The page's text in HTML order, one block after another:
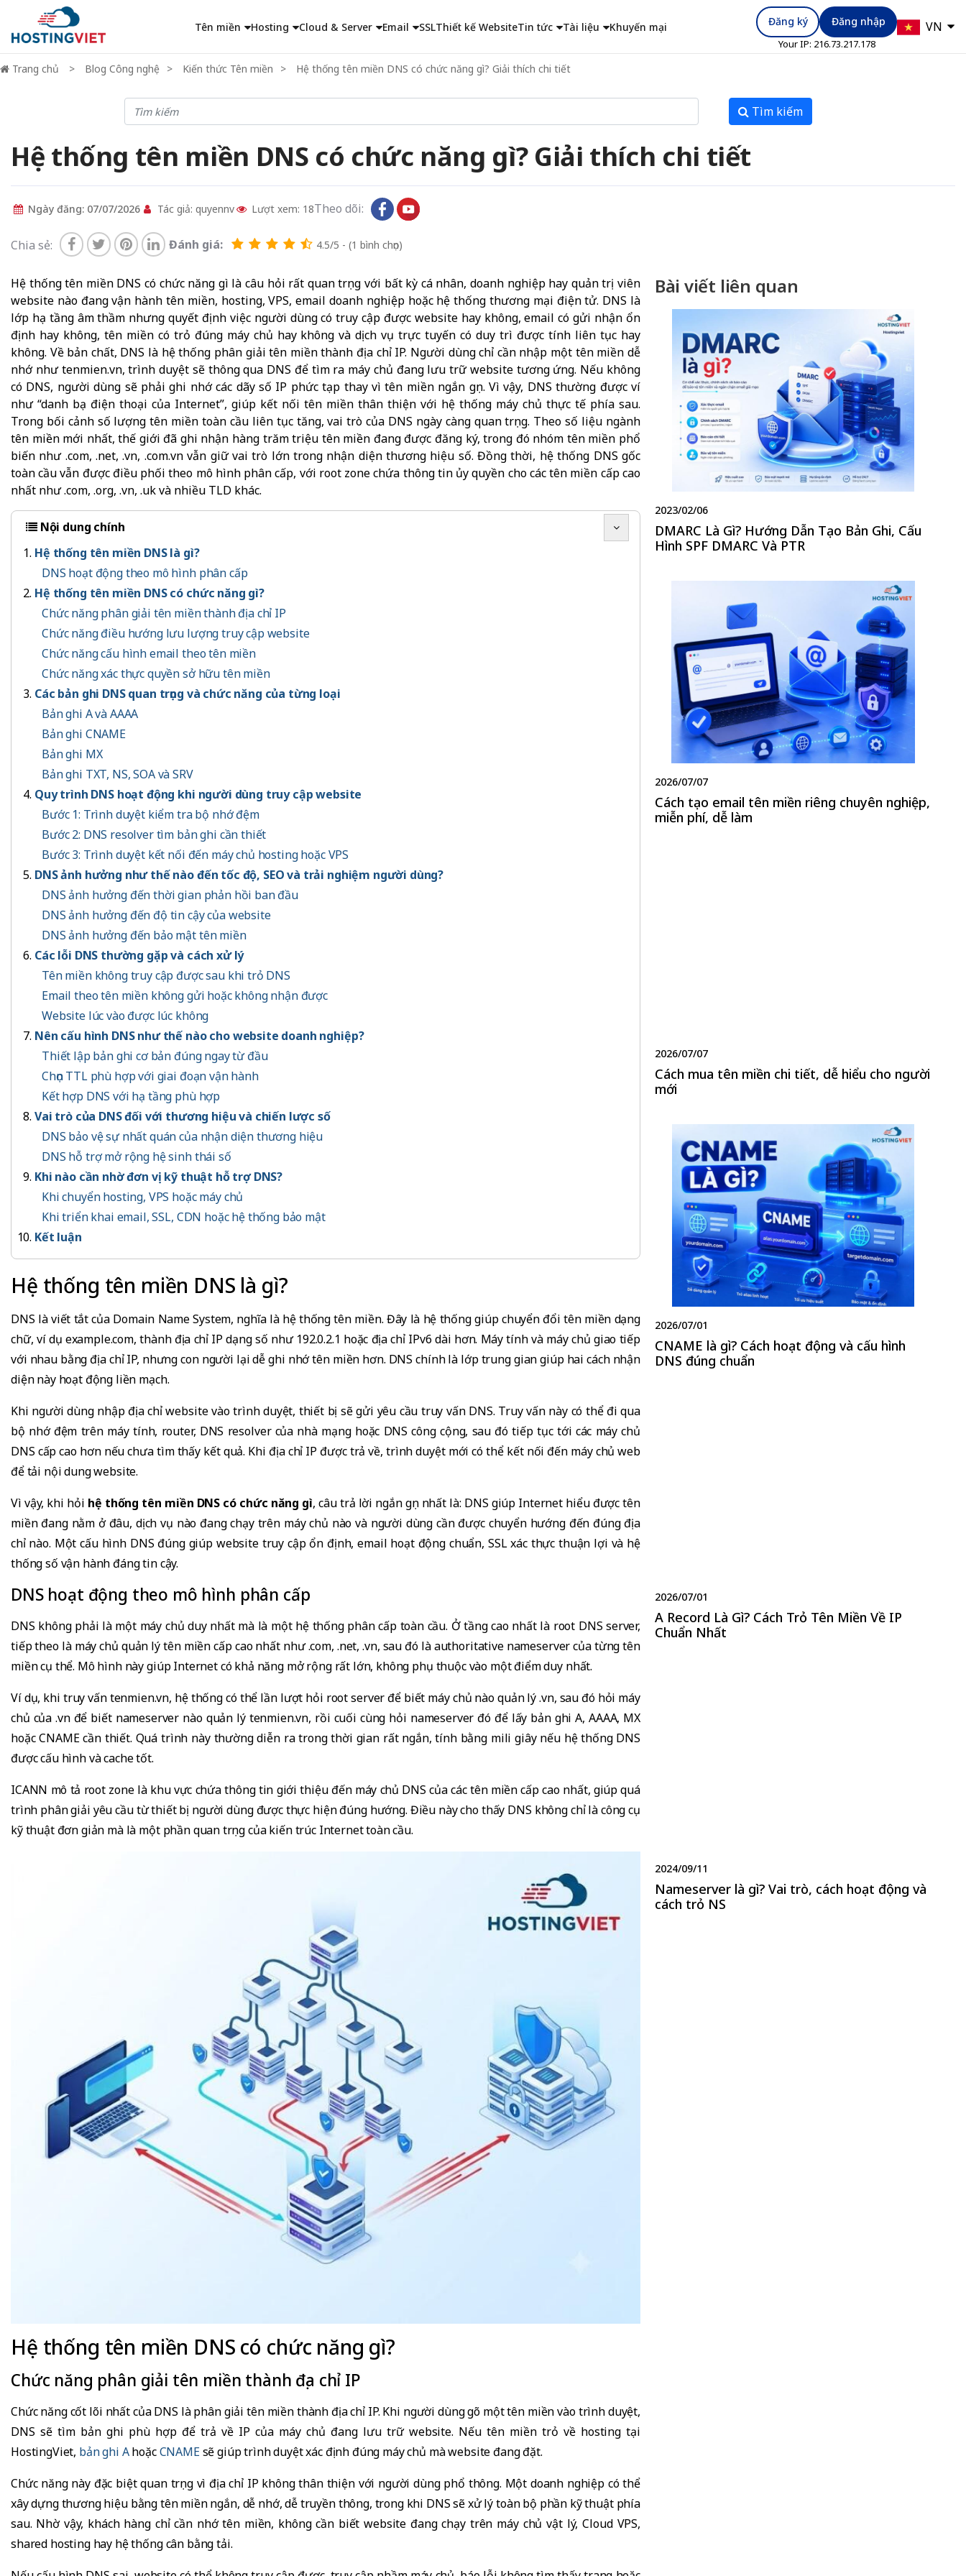
Tên miền Hosting Cloud & Server Email SSLThiết kế WebsiteTin tức Tài liệu Khuyến mại Đăng ký Đăng nhập
Your IP: 216.73.217.178
VN
Trang chủ Blog Công nghệ Kiến thức Tên miền Hệ thống tên miền DNS có chức năng gì? Giải thích chi tiết
Tìm kiếm
Hệ thống tên miền DNS có chức năng gì? Giải thích chi tiết
Ngày đăng: 07/07/2026 Tác giả: quyennv Lượt xem: 18Theo dõi:
Chia sẻ: Đánh giá: 4.5/5 - (1 bình chọn)
Hệ thống tên miền DNS có chức năng gì là câu hỏi rất quan trọng với bất kỳ cá nhân, doanh nghiệp hay quản trị viên
website nào đang vận hành tên miền, hosting, VPS, email doanh nghiệp hoặc hệ thống thương mại điện tử. DNS là
lớp hạ tầng âm thầm nhưng quyết định việc người dùng có truy cập được website hay không, email có gửi nhận ổn
định hay không, tên miền có trỏ đúng máy chủ hay không và dịch vụ trực tuyến có duy trì được tính liên tục hay
không. Về bản chất, DNS là hệ thống phân giải tên miền thành địa chỉ IP. Người dùng chỉ cần nhập một tên miền dễ
nhớ như tenmien.vn, trình duyệt sẽ thông qua DNS để tìm ra máy chủ đang lưu trữ website tương ứng. Nếu không
có DNS, người dùng sẽ phải ghi nhớ các dãy số IP phức tạp thay vì tên miền ngắn gọn. Vì vậy, DNS thường được ví
như “danh bạ điện thoại của Internet”, giúp kết nối tên miền thân thiện với hệ thống máy chủ thực tế phía sau.
Trong bối cảnh số lượng tên miền toàn cầu liên tục tăng, vai trò của DNS ngày càng quan trọng. Theo số liệu ngành
tên miền mới nhất, thế giới đã ghi nhận hàng trăm triệu tên miền đang được đăng ký, trong đó nhóm tên miền phổ
biến như .com, .net, .vn, .com.vn vẫn giữ vai trò lớn trong nhận diện thương hiệu số. Đồng thời, hệ thống DNS gốc
toàn cầu vẫn được điều phối theo mô hình phân cấp, với root zone chứa thông tin ủy quyền cho các tên miền cấp cao
nhất như .com, .org, .vn, .uk và nhiều TLD khác.
Nội dung chính
Hệ thống tên miền DNS là gì?
DNS hoạt động theo mô hình phân cấp
Hệ thống tên miền DNS có chức năng gì?
Chức năng phân giải tên miền thành địa chỉ IP
Chức năng điều hướng lưu lượng truy cập website
Chức năng cấu hình email theo tên miền
Chức năng xác thực quyền sở hữu tên miền
Các bản ghi DNS quan trọng và chức năng của từng loại
Bản ghi A và AAAA
Bản ghi CNAME
Bản ghi MX
Bản ghi TXT, NS, SOA và SRV
Quy trình DNS hoạt động khi người dùng truy cập website
Bước 1: Trình duyệt kiểm tra bộ nhớ đệm
Bước 2: DNS resolver tìm bản ghi cần thiết
Bước 3: Trình duyệt kết nối đến máy chủ hosting hoặc VPS
DNS ảnh hưởng như thế nào đến tốc độ, SEO và trải nghiệm người dùng?
DNS ảnh hưởng đến thời gian phản hồi ban đầu
DNS ảnh hưởng đến độ tin cậy của website
DNS ảnh hưởng đến bảo mật tên miền
Các lỗi DNS thường gặp và cách xử lý
Tên miền không truy cập được sau khi trỏ DNS
Email theo tên miền không gửi hoặc không nhận được
Website lúc vào được lúc không
Nên cấu hình DNS như thế nào cho website doanh nghiệp?
Thiết lập bản ghi cơ bản đúng ngay từ đầu
Chọn TTL phù hợp với giai đoạn vận hành
Kết hợp DNS với hạ tầng phù hợp
Vai trò của DNS đối với thương hiệu và chiến lược số
DNS bảo vệ sự nhất quán của nhận diện thương hiệu
DNS hỗ trợ mở rộng hệ sinh thái số
Khi nào cần nhờ đơn vị kỹ thuật hỗ trợ DNS?
Khi chuyển hosting, VPS hoặc máy chủ
Khi triển khai email, SSL, CDN hoặc hệ thống bảo mật
Kết luận
Hệ thống tên miền DNS là gì?
DNS là viết tắt của Domain Name System, nghĩa là hệ thống tên miền. Đây là hệ thống giúp chuyển đổi tên miền dạng
chữ, ví dụ example.com, thành địa chỉ IP dạng số như 192.0.2.1 hoặc địa chỉ IPv6 dài hơn. Máy tính và máy chủ giao tiếp
với nhau bằng địa chỉ IP, nhưng con người lại dễ ghi nhớ tên miền hơn. DNS chính là lớp trung gian giúp hai cách nhận
diện này hoạt động liền mạch.
Khi người dùng nhập địa chỉ website vào trình duyệt, thiết bị sẽ gửi yêu cầu truy vấn DNS. Truy vấn này có thể đi qua
bộ nhớ đệm trên máy tính, router, DNS resolver của nhà mạng hoặc DNS công cộng, sau đó tiếp tục tới các máy chủ
DNS cấp cao hơn nếu chưa tìm thấy kết quả. Khi địa chỉ IP được trả về, trình duyệt mới có thể kết nối đến máy chủ web
để tải nội dung website.
Vì vậy, khi hỏi hệ thống tên miền DNS có chức năng gì, câu trả lời ngắn gọn nhất là: DNS giúp Internet hiểu được tên
miền đang nằm ở đâu, dịch vụ nào đang chạy trên máy chủ nào và người dùng cần được chuyển hướng đến đúng địa
chỉ nào. Một cấu hình DNS đúng giúp website truy cập ổn định, email hoạt động chuẩn, SSL xác thực thuận lợi và hệ
thống số vận hành đáng tin cậy.
DNS hoạt động theo mô hình phân cấp
DNS không phải là một máy chủ duy nhất mà là một hệ thống phân cấp toàn cầu. Ở tầng cao nhất là root DNS server,
tiếp theo là máy chủ quản lý tên miền cấp cao nhất như .com, .net, .vn, sau đó là authoritative nameserver của từng tên
miền cụ thể. Mô hình này giúp Internet có khả năng mở rộng rất lớn, không phụ thuộc vào một điểm duy nhất.
Ví dụ, khi truy vấn tenmien.vn, hệ thống có thể lần lượt hỏi root server để biết máy chủ nào quản lý .vn, sau đó hỏi máy
chủ của .vn để biết nameserver nào quản lý tenmien.vn, rồi cuối cùng hỏi nameserver đó để lấy bản ghi A, AAAA, MX
hoặc CNAME cần thiết. Quá trình này thường diễn ra trong thời gian rất ngắn, tính bằng mili giây nếu hệ thống DNS
được cấu hình và cache tốt.
ICANN mô tả root zone là khu vực chứa thông tin giới thiệu đến máy chủ DNS của các tên miền cấp cao nhất, giúp quá
trình phân giải yêu cầu từ thiết bị người dùng được thực hiện đúng hướng. Điều này cho thấy DNS không chỉ là công cụ
kỹ thuật đơn giản mà là một phần quan trọng của kiến trúc Internet toàn cầu.
Hệ thống tên miền DNS có chức năng gì?
Chức năng phân giải tên miền thành địa chỉ IP
Chức năng cốt lõi nhất của DNS là phân giải tên miền thành địa chỉ IP. Khi người dùng gõ một tên miền vào trình duyệt,
DNS sẽ tìm bản ghi phù hợp để trả về IP của máy chủ đang lưu trữ website. Nếu tên miền trỏ về hosting tại
HostingViet, bản ghi AhoặcCNAME sẽ giúp trình duyệt xác định đúng máy chủ mà website đang đặt.
Chức năng này đặc biệt quan trọng vì địa chỉ IP không thân thiện với người dùng phổ thông. Một doanh nghiệp có thể
xây dựng thương hiệu bằng tên miền ngắn, dễ nhớ, dễ truyền thông, trong khi DNS sẽ xử lý toàn bộ phần kỹ thuật phía
sau. Nhờ vậy, khách hàng chỉ cần nhớ tên miền, không cần biết website đang chạy trên máy chủ vật lý, Cloud VPS,
shared hosting hay hệ thống cân bằng tải.
Bài viết liên quan
2023/02/06
DMARC Là Gì? Hướng Dẫn Tạo Bản Ghi, Cấu
Hình SPF DMARC Và PTR
2026/07/07
Cách tạo email tên miền riêng chuyên nghiệp,
miễn phí, dễ làm
2026/07/07
Cách mua tên miền chi tiết, dễ hiểu cho người
mới
2026/07/01
CNAME là gì? Cách hoạt động và cấu hình
DNS đúng chuẩn
2026/07/01
A Record Là Gì? Cách Trỏ Tên Miền Về IP
Chuẩn Nhất
2024/09/11
Nameserver là gì? Vai trò, cách hoạt động và
cách trỏ NS